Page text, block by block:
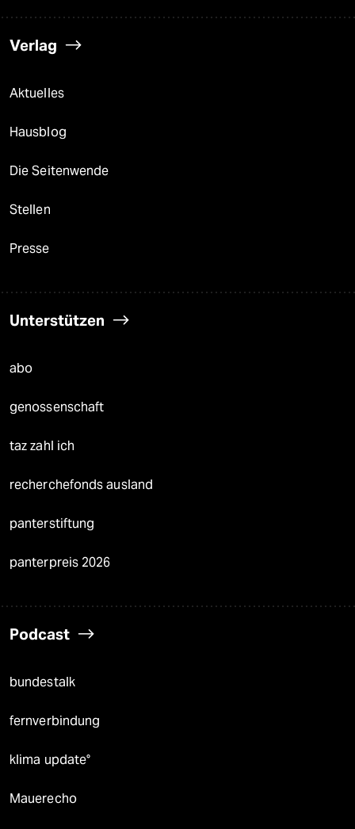
Verlag
Aktuelles
Hausblog
Die Seitenwende
Stellen
Presse
Unterstützen
abo
genossenschaft
taz zahl ich
recherchefonds ausland
panterstiftung
panterpreis 2026
Podcast
bundestalk
fernverbindung
klima update°
Mauerecho